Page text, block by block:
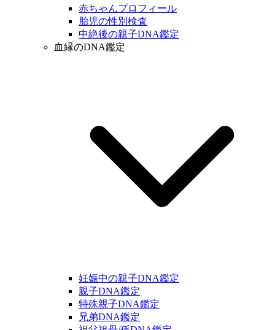
赤ちゃんプロフィール
胎児の性別検査
中絶後の親子DNA鑑定
血縁のDNA鑑定
妊娠中の親子DNA鑑定
親子DNA鑑定
特殊親子DNA鑑定
兄弟DNA鑑定